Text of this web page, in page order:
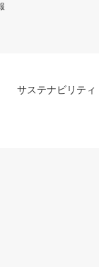
サステナビリティ